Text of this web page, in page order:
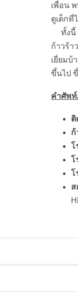
เพื่อน
ดูเด็กที่
ทั้งนี้
ก้าวร้า
เยี่ยมบ้
ขึ้นไป
คำศัพ
ติ
ก้
โ
โ
โ
ส